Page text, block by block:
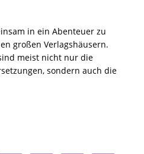
in ein Abenteuer zu
großen Verlagshäusern.
meist nicht nur die
sondern auch die